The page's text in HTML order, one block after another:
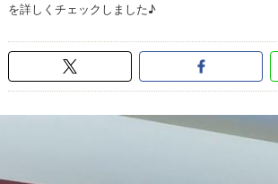
を詳しくチェックしました♪